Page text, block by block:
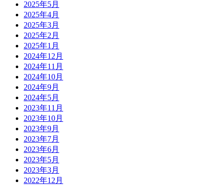
2025年5月
2025年4月
2025年3月
2025年2月
2025年1月
2024年12月
2024年11月
2024年10月
2024年9月
2024年5月
2023年11月
2023年10月
2023年9月
2023年7月
2023年6月
2023年5月
2023年3月
2022年12月